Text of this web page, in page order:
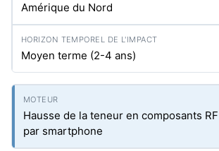
Amérique du Nord
Moyen terme (2-4 ans)
Hausse de la teneur en composants
par smartphone